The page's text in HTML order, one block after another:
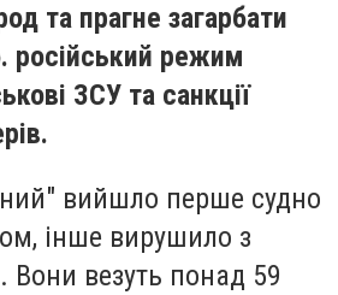
та прагне загарбати
російський режим
ЗСУ та санкції
вийшло перше судно
інше вирушило з
везуть понад 59